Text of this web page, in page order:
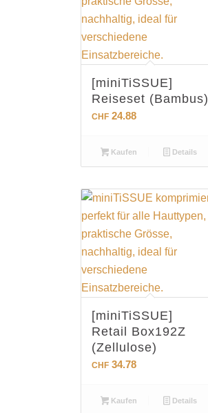
[miniTiSSUE]
Reiseset (Bambus)
CHF 24.88
Kaufen Details
[miniTiSSUE]
Retail Box192Z
(Zellulose)
CHF 34.78
Kaufen Details